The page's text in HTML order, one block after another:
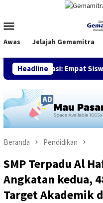
konten
Mobile
Awas Jelajah Gemamitra
Headline
Empat Siswa Raih Medali
Beranda Pendidikan
SMP Terpadu Al
Angkatan kedua,
Target Akademik